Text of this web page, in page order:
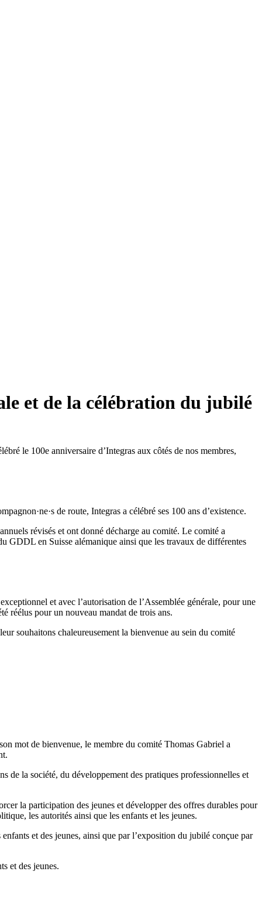
et de la célébration du jubilé
le 100e anniversaire d’Integras aux côtés de nos membres,
de route, Integras a célébré ses 100 ans d’existence.
révisés et ont donné décharge au comité. Le comité a
GDDL en Suisse alémanique ainsi que les travaux de différentes
et avec l’autorisation de l’Assemblée générale, pour une
réélus pour un nouveau mandat de trois ans.
souhaitons chaleureusement la bienvenue au sein du comité
mot de bienvenue, le membre du comité Thomas Gabriel a
de la société, du développement des pratiques professionnelles et
la participation des jeunes et développer des offres durables pour
les autorités ainsi que les enfants et les jeunes.
et des jeunes, ainsi que par l’exposition du jubilé conçue par
et des jeunes.